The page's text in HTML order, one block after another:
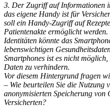
3. Der Zugriff auf Informationen
das eigene Handy ist für
soll ein Handy-Zugriff auf
Patientenakte ermöglicht
Identitäten könnte das
lebenswichtigen
Smartphones ist es nicht
Daten zu verhindern.
Vor diesem Hintergrund fragen
– Wie beurteilen Sie die Nutzung
anonymisierten Speicherung von
Versicherten?